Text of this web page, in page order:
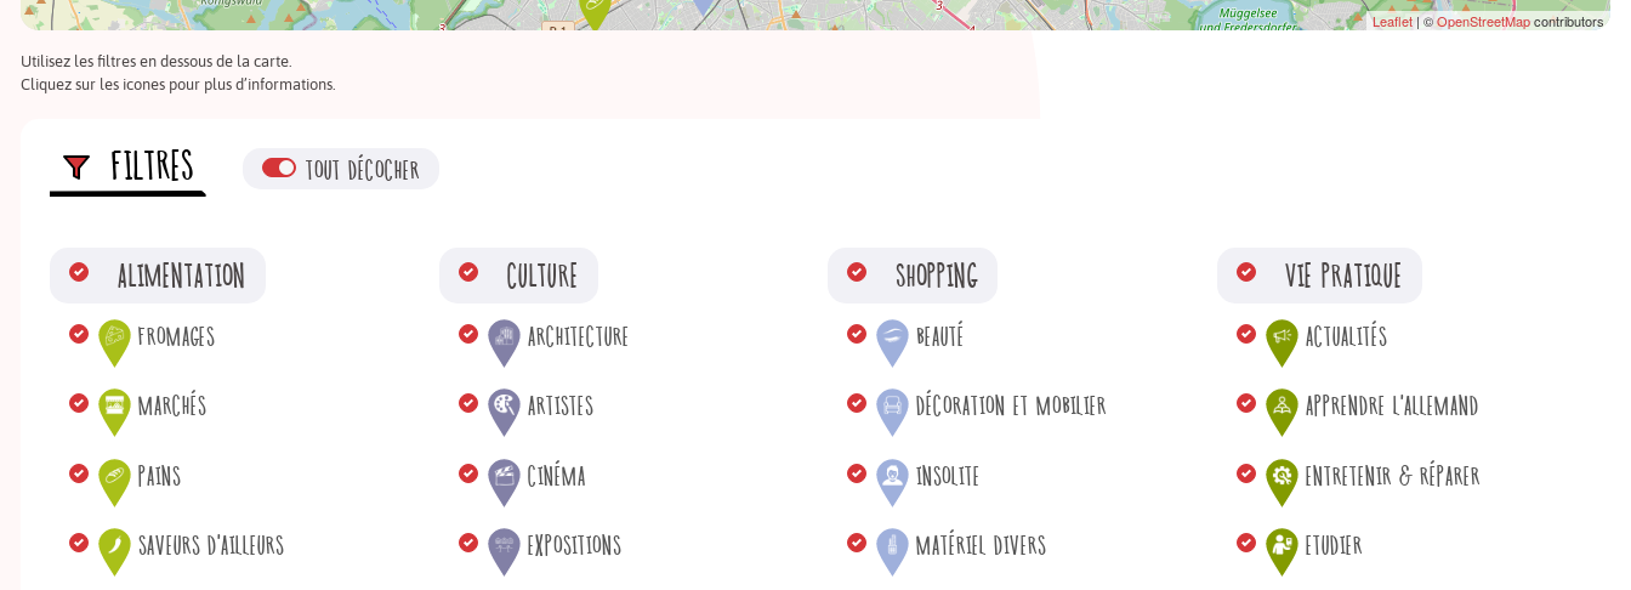
Leaflet | ©OpenStreetMapcontributors
Utilisez les filtres en dessous de la carte.
Cliquez sur les icones pour plus d’informations.
FILTRES TOUT DÉCOCHER
ALIMENTATION
FROMAGES
MARCHÉS
PAINS
SAVEURS D'AILLEURS
CULTURE
ARCHITECTURE
ARTISTES
CINÉMA
EXPOSITIONS
SHOPPING
BEAUTÉ
DÉCORATION ET MOBILIER
INSOLITE
MATÉRIEL DIVERS
VIE PRATIQUE
ACTUALITÉS
APPRENDRE L'ALLEMAND
ENTRETENIR & RÉPARER
ETUDIER